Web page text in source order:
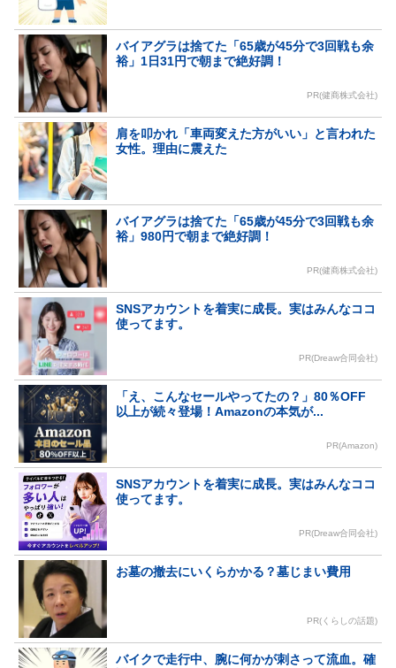
バイアグラは捨てた「65歳が45分で3回戦も余
裕」1日31円で朝まで絶好調！
PR(健商株式会社)
肩を叩かれ「車両変えた方がいい」と言われた
女性。理由に震えた
バイアグラは捨てた「65歳が45分で3回戦も余
裕」980円で朝まで絶好調！
PR(健商株式会社)
SNSアカウントを着実に成長。実はみんなココ
使ってます。
PR(Dreaw合同会社)
「え、こんなセールやってたの？」80％OFF
以上が続々登場！Amazonの本気が...
PR(Amazon)
SNSアカウントを着実に成長。実はみんなココ
使ってます。
PR(Dreaw合同会社)
お墓の撤去にいくらかかる？墓じまい費用
PR(くらしの話題)
バイクで走行中、腕に何かが刺さって流血。確